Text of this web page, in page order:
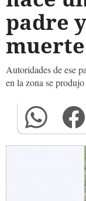
padre
muerte
Autoridades de ese
en la zona se